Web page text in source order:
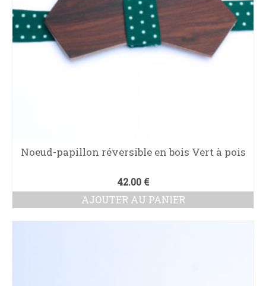
Noeud-papillon réversible en bois Vert à pois
42.00 €
AJOUTER AU PANIER